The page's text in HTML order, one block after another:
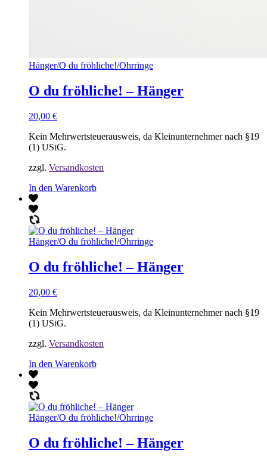
Hänger/O du fröhliche!/Ohrringe
O du fröhliche! – Hänger
20,00 €
Kein Mehrwertsteuerausweis, da Kleinunternehmer nach §19
(1) UStG.
zzgl. Versandkosten
In den Warenkorb
Hänger/O du fröhliche!/Ohrringe
O du fröhliche! – Hänger
20,00 €
Kein Mehrwertsteuerausweis, da Kleinunternehmer nach §19
(1) UStG.
zzgl. Versandkosten
In den Warenkorb
Hänger/O du fröhliche!/Ohrringe
O du fröhliche! – Hänger